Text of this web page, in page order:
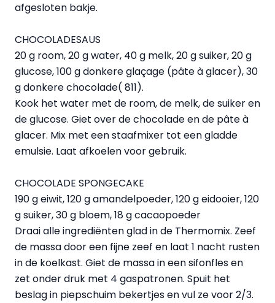
afgesloten bakje.
CHOCOLADESAUS
20 g room, 20 g water, 40 g melk, 20 g suiker, 20 g
glucose, 100 g donkere glaçage (pâte à glacer), 30
g donkere chocolade( 811).
Kook het water met de room, de melk, de suiker en
de glucose. Giet over de chocolade en de pâte à
glacer. Mix met een staafmixer tot een gladde
emulsie. Laat afkoelen voor gebruik.
CHOCOLADE SPONGECAKE
190 g eiwit, 120 g amandelpoeder, 120 g eidooier, 120
g suiker, 30 g bloem, 18 g cacaopoeder
Draai alle ingrediënten glad in de Thermomix. Zeef
de massa door een fijne zeef en laat 1 nacht rusten
in de koelkast. Giet de massa in een sifonfles en
zet onder druk met 4 gaspatronen. Spuit het
beslag in piepschuim bekertjes en vul ze voor 2/3.